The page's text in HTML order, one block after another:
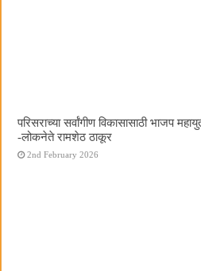
परिसराच्या सर्वांगीण विकासासाठी भाजप
-लोकनेते रामशेठ ठाकूर
2nd February 2026